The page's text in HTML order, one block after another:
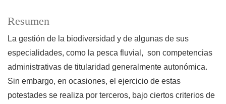
Resumen
La gestión de la biodiversidad y de algunas de sus
especialidades, como la pesca fluvial, son competencias
administrativas de titularidad generalmente autonómica.
Sin embargo, en ocasiones, el ejercicio de estas
potestades se realiza por terceros, bajo ciertos criterios de